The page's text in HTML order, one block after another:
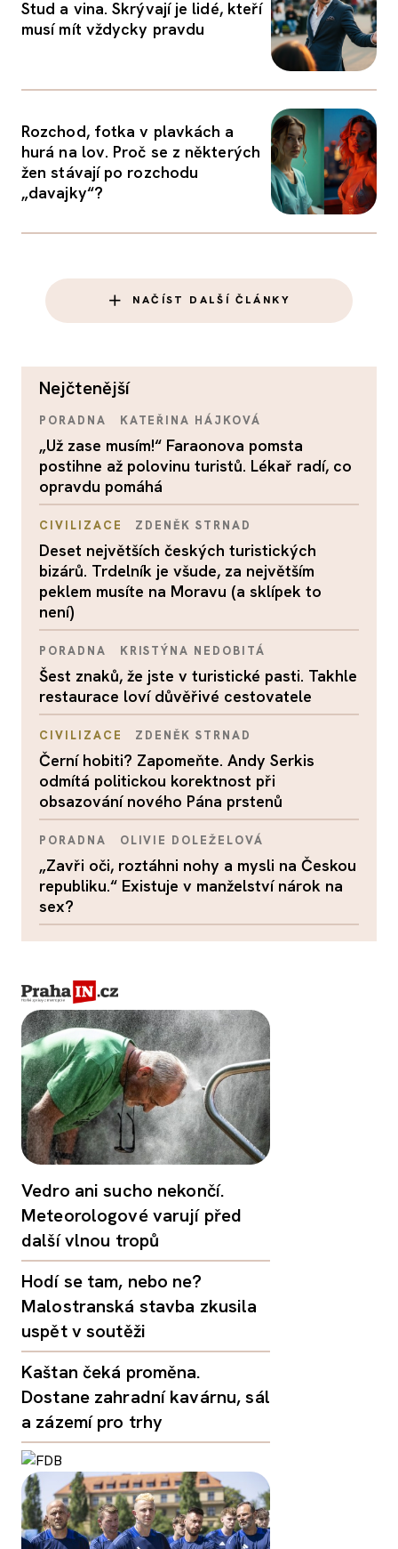
Stud a vina. Skrývají je lidé, kteří
musí mít vždycky pravdu
Rozchod, fotka v plavkách a
hurá na lov. Proč se z některých
žen stávají po rozchodu
„davajky“?
NAČÍST DALŠÍ ČLÁNKY
nejčtenější
PORADNA KATEŘINA HÁJKOVÁ
„Už zase musím!“ Faraonova pomsta
postihne až polovinu turistů. Lékař radí, co
opravdu pomáhá
CIVILIZACE ZDENĚK STRNAD
Deset největších českých turistických
bizárů. Trdelník je všude, za největším
peklem musíte na Moravu (a sklípek to
není)
PORADNA KRISTÝNA NEDOBITÁ
Šest znaků, že jste v turistické pasti. Takhle
restaurace loví důvěřivé cestovatele
CIVILIZACE ZDENĚK STRNAD
Černí hobiti? Zapomeňte. Andy Serkis
odmítá politickou korektnost při
obsazování nového Pána prstenů
PORADNA OLIVIE DOLEŽELOVÁ
„Zavři oči, roztáhni nohy a mysli na Českou
republiku.“ Existuje v manželství nárok na
sex?
Vedro ani sucho nekončí.
Meteorologové varují před
další vlnou tropů
Hodí se tam, nebo ne?
Malostranská stavba zkusila
uspět v soutěži
Kaštan čeká proměna.
Dostane zahradní kavárnu, sál
a zázemí pro trhy